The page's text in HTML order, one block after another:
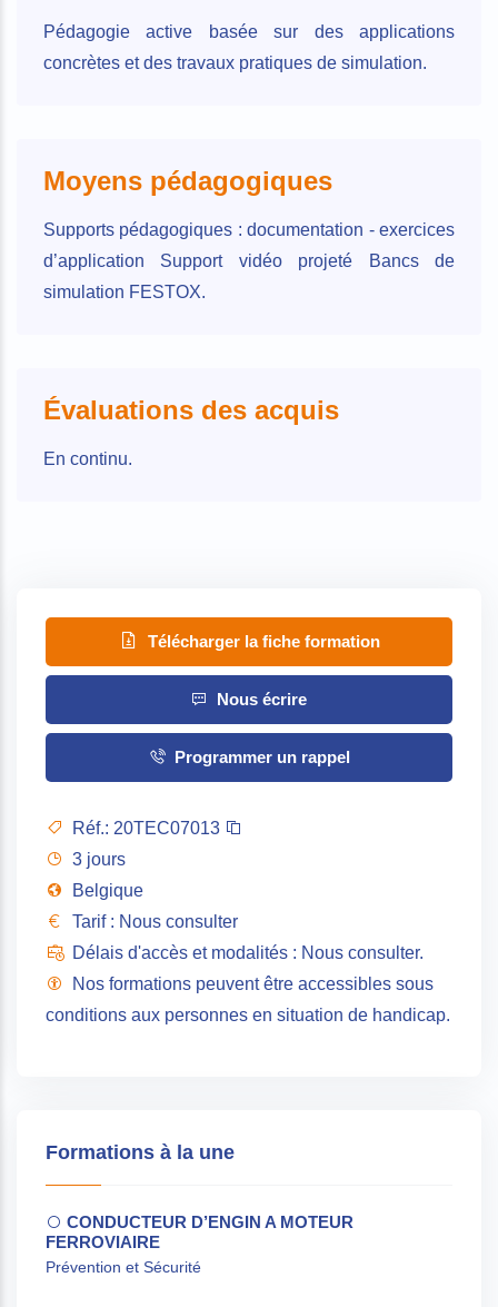
Pédagogie active basée sur des applications
concrètes et des travaux pratiques de simulation.
Moyens pédagogiques
Supports pédagogiques : documentation - exercices
d’application Support vidéo projeté Bancs de
simulation FESTOX.
Évaluations des acquis
En continu.
Télécharger la fiche formation
Nous écrire
Programmer un rappel
Réf.: 20TEC07013
3 jours
Belgique
Tarif : Nous consulter
Délais d'accès et modalités : Nous consulter.
Nos formations peuvent être accessibles sous
conditions aux personnes en situation de handicap.
Formations à la une
CONDUCTEUR D’ENGIN A MOTEUR
FERROVIAIRE
Prévention et Sécurité